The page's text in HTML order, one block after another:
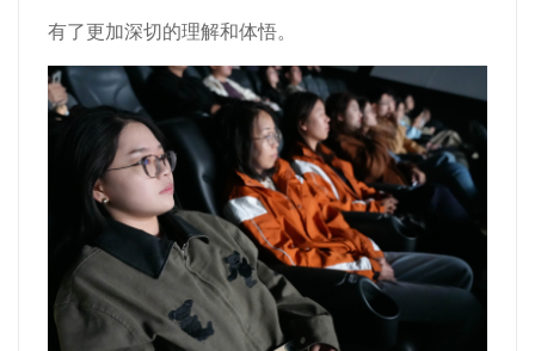
有了更加深切的理解和体悟。